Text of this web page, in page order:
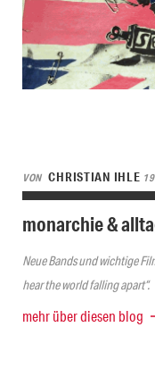
VON CHRISTIAN IHLE
monarchie &
Neue Bands und wichtige
hear the world falling apart“.
mehr über diesen blog